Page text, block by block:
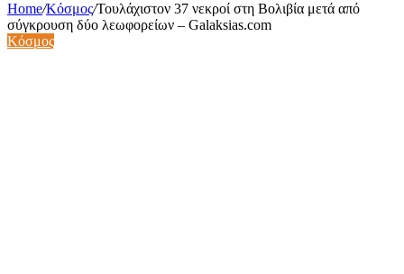
Home/Κόσμος/Τουλάχιστον 37 νεκροί στη Βολιβία μετά από
σύγκρουση δύο λεωφορείων – Galaksias.com
Κόσμος